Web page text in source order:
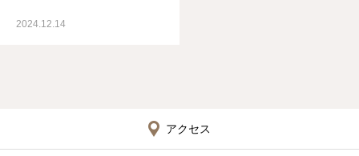
2024.12.14
アクセス